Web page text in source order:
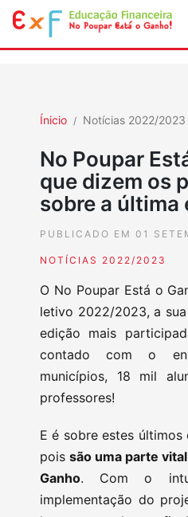
Ínicio Notícias 2022/2023
No Poupar
que dizem os
sobre a última
PUBLICADO EM 01
NOTÍCIAS 2022/2023
O No Poupar Está o
letivo 2022/2023, a sua
edição mais
contado com o
municípios, 18 mil
professores!
E é sobre estes últimos
poissão uma parte
Ganho. Com o
implementação do